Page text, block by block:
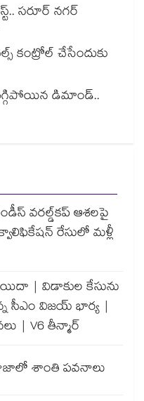
సరూర్ నగర్
కంట్రోల్ చేసేందుకు
తగ్గిపోయిన డిమాండ్..
వరల్డ్‌కప్ ఆశలపై
క్వాలిఫికేషన్ రేసులో మళ్లీ
| విడాకుల కేసును
సీఎం విజయ్ భార్య |
| V6 తీన్మార్
గాజాలో శాంతి పవనాలు